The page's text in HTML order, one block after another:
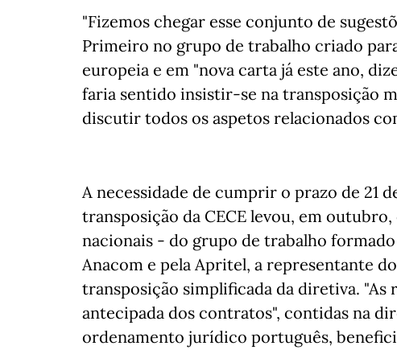
"Fizemos chegar esse conjunto de
Primeiro no grupo de trabalho criado
europeia e em "nova carta já este ano,
faria sentido insistir-se na transposição
discutir todos os aspetos relacionados
A necessidade de cumprir o prazo de 21
transposição da CECE levou, em
nacionais - do grupo de trabalho
Anacom e pela Apritel, a representante
transposição simplificada da diretiva. "As
antecipada dos contratos", contidas na
ordenamento jurídico português,